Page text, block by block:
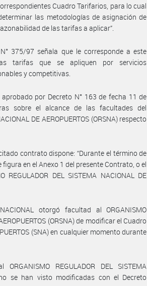
Cuadro Tarifarios, para lo cual
las metodologías de asignación de
de las tarifas a aplicar”.
375/97 señala que le corresponde a este
tarifas que se apliquen por servicios
y competitivas.
por Decreto N° 163 de fecha 11 de
sobre el alcance de las facultades del
DE AEROPUERTOS (ORSNA) respecto
contrato dispone: “Durante el término de
en el Anexo 1 del presente Contrato, o el
DEL SISTEMA NACIONAL DE
otorgó facultad al ORGANISMO
(ORSNA) de modificar el Cuadro
(SNA) en cualquier momento durante
REGULADOR DEL SISTEMA
no se han visto modificadas con el Decreto